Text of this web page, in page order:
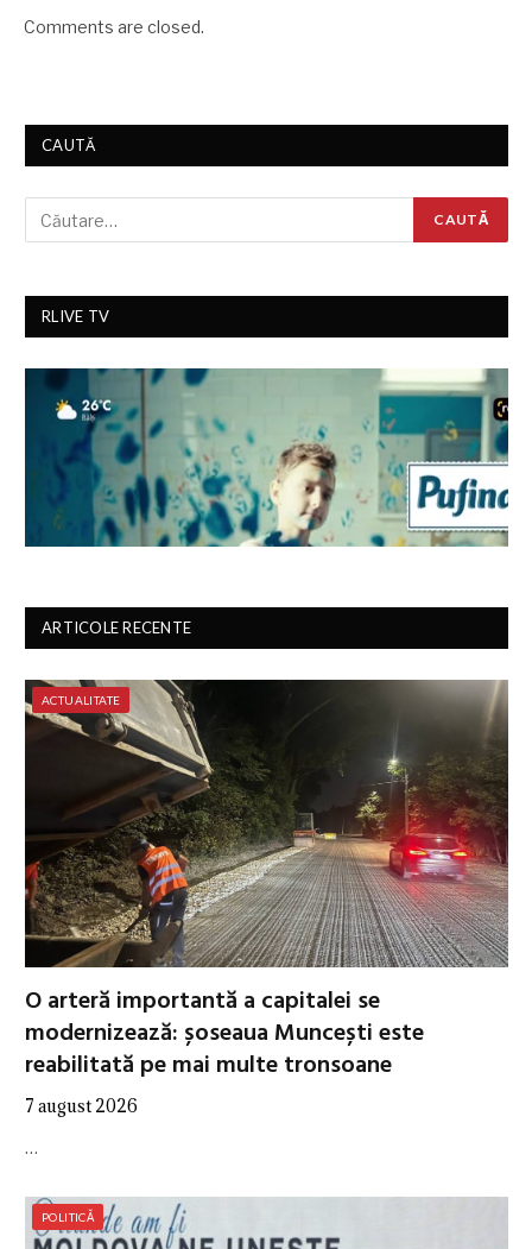
Comments are closed.
CAUTĂ
RLIVE TV
ARTICOLE RECENTE
ACTUALITATE
O arteră importantă a capitalei se
modernizează: șoseaua Muncești este
reabilitată pe mai multe tronsoane
7 august 2026
…
POLITICĂ